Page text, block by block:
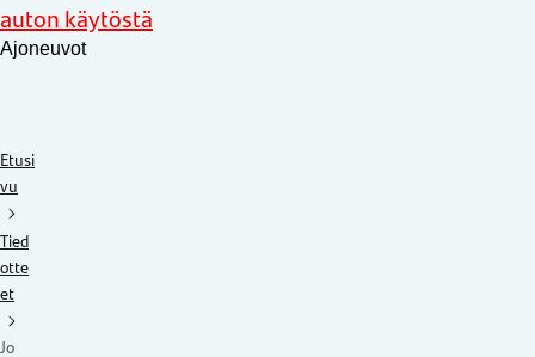
auton käytöstä
Ajoneuvot
Etusi
vu
Tied
otte
et
Jo